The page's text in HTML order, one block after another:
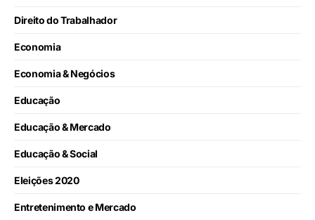
Direito do Trabalhador
Economia
Economia & Negócios
Educação
Educação & Mercado
Educação & Social
Eleições 2020
Entretenimento e Mercado